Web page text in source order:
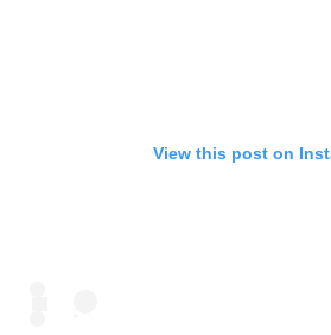
View this post on